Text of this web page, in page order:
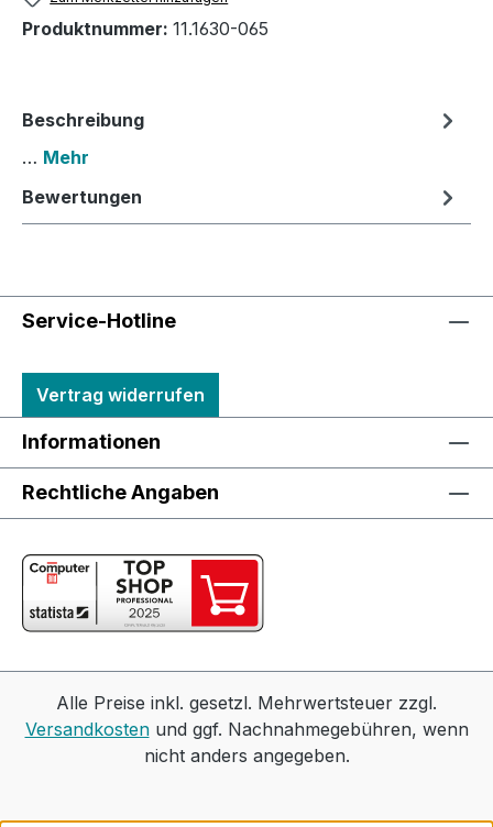
Produktnummer: 11.1630-065
Beschreibung
… Mehr
Bewertungen
Service-Hotline
Vertrag widerrufen
Informationen
Rechtliche Angaben
Alle Preise inkl. gesetzl. Mehrwertsteuer zzgl.
Versandkostenund ggf. Nachnahmegebühren, wenn
nicht anders angegeben.